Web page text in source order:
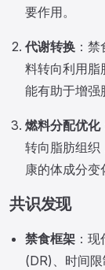
要作用。
代谢转换 ：
料转向利用脂
能有助于增强
燃料分配优化
转向脂肪组织
康的体成分变
共识发现
禁食框架 ：
(DR)、时间